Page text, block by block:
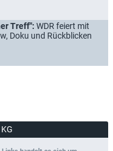
Treff": WDR feiert mit
Doku und Rückblicken